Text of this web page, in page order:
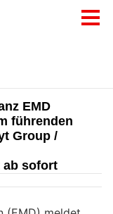
EMD
führenden
Group /
ab sofort